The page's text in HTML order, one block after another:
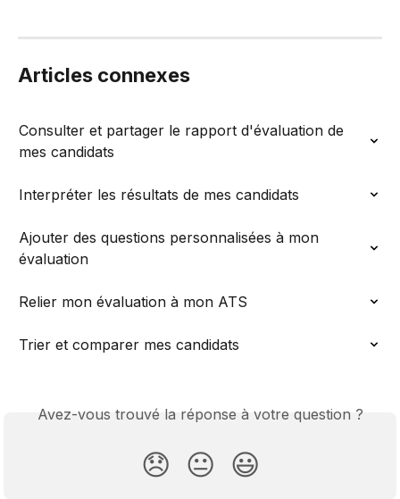
Articles connexes
Consulter et partager le rapport d'évaluation de
mes candidats
Interpréter les résultats de mes candidats
Ajouter des questions personnalisées à mon
évaluation
Relier mon évaluation à mon ATS
Trier et comparer mes candidats
Avez-vous trouvé la réponse à votre question ?
😞 😐 😃